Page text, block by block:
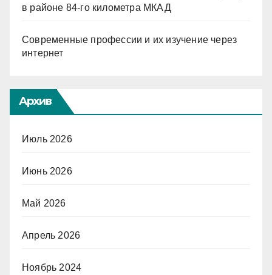
в районе 84-го километра МКАД
Современные профессии и их изучение через
интернет
Архив
Июль 2026
Июнь 2026
Май 2026
Апрель 2026
Ноябрь 2024